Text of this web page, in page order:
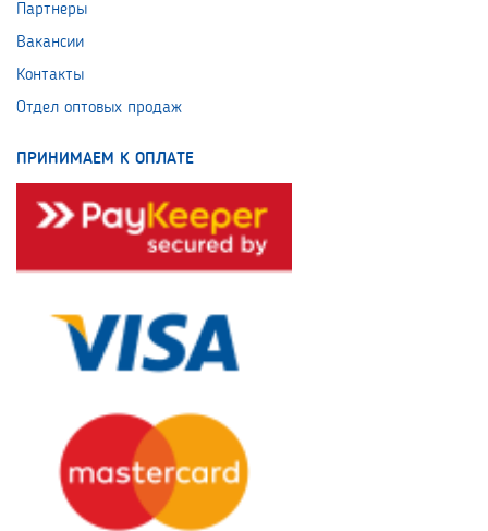
Партнеры
Вакансии
Контакты
Отдел оптовых продаж
ПРИНИМАЕМ К ОПЛАТЕ